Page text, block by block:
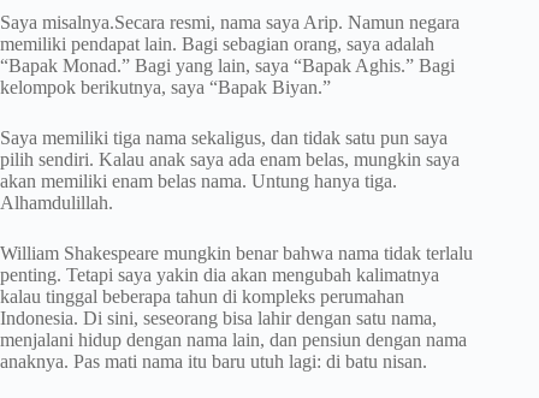
Saya misalnya.Secara resmi, nama saya Arip. Namun negara
memiliki pendapat lain. Bagi sebagian orang, saya adalah
“Bapak Monad.” Bagi yang lain, saya “Bapak Aghis.” Bagi
kelompok berikutnya, saya “Bapak Biyan.”
Saya memiliki tiga nama sekaligus, dan tidak satu pun saya
pilih sendiri. Kalau anak saya ada enam belas, mungkin saya
akan memiliki enam belas nama. Untung hanya tiga.
Alhamdulillah.
William Shakespeare mungkin benar bahwa nama tidak terlalu
penting. Tetapi saya yakin dia akan mengubah kalimatnya
kalau tinggal beberapa tahun di kompleks perumahan
Indonesia. Di sini, seseorang bisa lahir dengan satu nama,
menjalani hidup dengan nama lain, dan pensiun dengan nama
anaknya. Pas mati nama itu baru utuh lagi: di batu nisan.